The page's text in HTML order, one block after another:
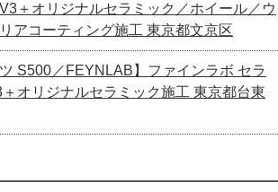
＋オリジナルセラミック／ホイール／ウ
アコーティング施工 東京都文京区
S500／FEYNLAB】ファインラボ セラ
オリジナルセラミック施工 東京都台東